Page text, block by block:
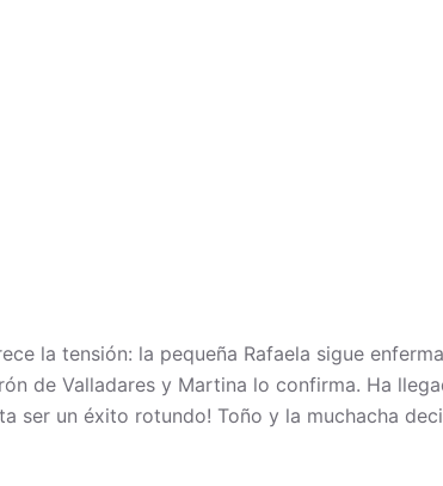
la tensión: la pequeña Rafaela sigue
de Valladares y Martina lo confirma. Ha
ser un éxito rotundo! Toño y la muchacha